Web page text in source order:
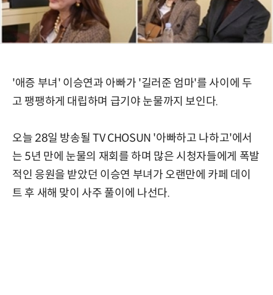
'애증 부녀' 이승연과 아빠가 '길러준 엄마'를 사이에 두
고 팽팽하게 대립하며 급기야 눈물까지 보인다.
오늘 28일 방송될 TV CHOSUN '아빠하고 나하고'에서
는 5년 만에 눈물의 재회를 하며 많은 시청자들에게 폭발
적인 응원을 받았던 이승연 부녀가 오랜만에 카페 데이
트 후 새해 맞이 사주 풀이에 나선다.